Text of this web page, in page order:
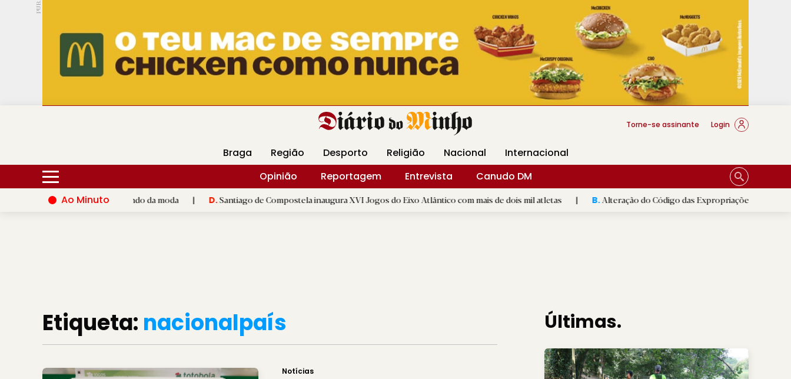
PUB.
Hoje 17ºC 24ºC DMtv Revista Minha Gráfica DM Livraria DM Arquidiocese Braga
Torne-se assinante Login
Braga Região Desporto Religião Nacional
Internacional
Opinião
Reportagem Entrevista
Canudo DM
Ao Minuto
e à inovação do mundo da moda | D.Santiago de Compostela inaugura XVI Jogos do Eixo Atlântico com mais de dois mil atletas | B.Alteração do Código das Expropriações pode ajudar
Etiqueta: nacionalpaís
Notícias
Últimas.